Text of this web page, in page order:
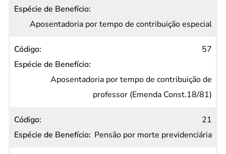
Aposentadoria por tempo de contribuição especial
57
Aposentadoria por tempo de contribuição de
professor (Emenda Const.18/81)
21
Pensão por morte previdenciária